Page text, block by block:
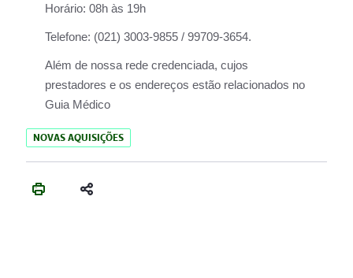
Horário: 08h às 19h
Telefone: (021) 3003-9855 / 99709-3654.
Além de nossa rede credenciada, cujos
prestadores e os endereços estão relacionados no
Guia Médico
NOVAS AQUISIÇÕES